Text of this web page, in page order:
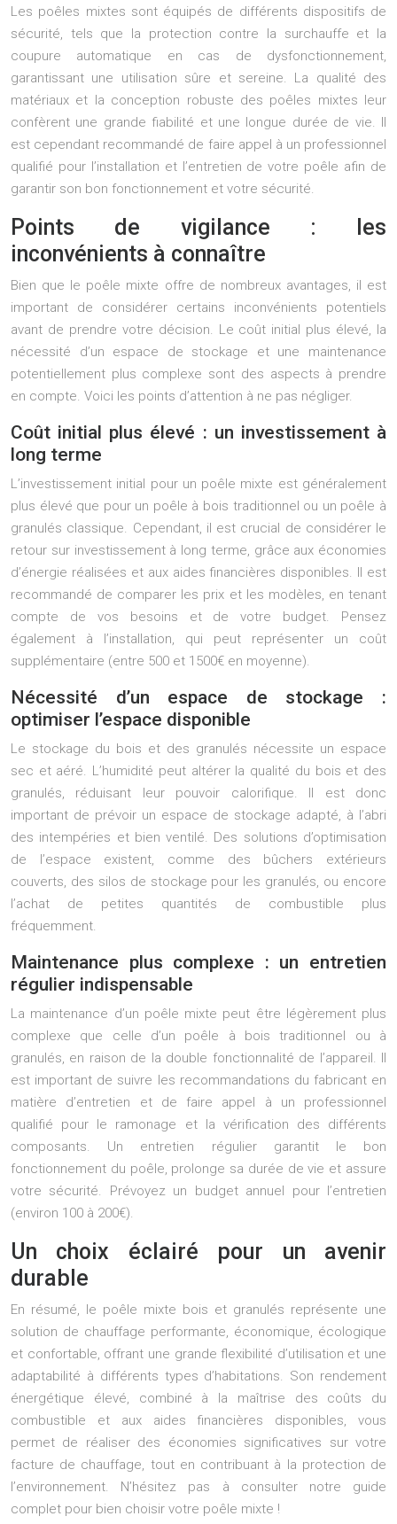
Les poêles mixtes sont équipés de différents dispositifs de
sécurité, tels que la protection contre la surchauffe et la
coupure automatique en cas de dysfonctionnement,
garantissant une utilisation sûre et sereine. La qualité des
matériaux et la conception robuste des poêles mixtes leur
confèrent une grande fiabilité et une longue durée de vie. Il
est cependant recommandé de faire appel à un professionnel
qualifié pour l’installation et l’entretien de votre poêle afin de
garantir son bon fonctionnement et votre sécurité.
Points de vigilance : les
inconvénients à connaître
Bien que le poêle mixte offre de nombreux avantages, il est
important de considérer certains inconvénients potentiels
avant de prendre votre décision. Le coût initial plus élevé, la
nécessité d’un espace de stockage et une maintenance
potentiellement plus complexe sont des aspects à prendre
en compte. Voici les points d’attention à ne pas négliger.
Coût initial plus élevé : un investissement à
long terme
L’investissement initial pour un poêle mixte est généralement
plus élevé que pour un poêle à bois traditionnel ou un poêle à
granulés classique. Cependant, il est crucial de considérer le
retour sur investissement à long terme, grâce aux économies
d’énergie réalisées et aux aides financières disponibles. Il est
recommandé de comparer les prix et les modèles, en tenant
compte de vos besoins et de votre budget. Pensez
également à l’installation, qui peut représenter un coût
supplémentaire (entre 500 et 1500€ en moyenne).
Nécessité d’un espace de stockage :
optimiser l’espace disponible
Le stockage du bois et des granulés nécessite un espace
sec et aéré. L’humidité peut altérer la qualité du bois et des
granulés, réduisant leur pouvoir calorifique. Il est donc
important de prévoir un espace de stockage adapté, à l’abri
des intempéries et bien ventilé. Des solutions d’optimisation
de l’espace existent, comme des bûchers extérieurs
couverts, des silos de stockage pour les granulés, ou encore
l’achat de petites quantités de combustible plus
fréquemment.
Maintenance plus complexe : un entretien
régulier indispensable
La maintenance d’un poêle mixte peut être légèrement plus
complexe que celle d’un poêle à bois traditionnel ou à
granulés, en raison de la double fonctionnalité de l’appareil. Il
est important de suivre les recommandations du fabricant en
matière d’entretien et de faire appel à un professionnel
qualifié pour le ramonage et la vérification des différents
composants. Un entretien régulier garantit le bon
fonctionnement du poêle, prolonge sa durée de vie et assure
votre sécurité. Prévoyez un budget annuel pour l’entretien
(environ 100 à 200€).
Un choix éclairé pour un avenir
durable
En résumé, le poêle mixte bois et granulés représente une
solution de chauffage performante, économique, écologique
et confortable, offrant une grande flexibilité d’utilisation et une
adaptabilité à différents types d’habitations. Son rendement
énergétique élevé, combiné à la maîtrise des coûts du
combustible et aux aides financières disponibles, vous
permet de réaliser des économies significatives sur votre
facture de chauffage, tout en contribuant à la protection de
l’environnement. N’hésitez pas à consulter notre guide
complet pour bien choisir votre poêle mixte !